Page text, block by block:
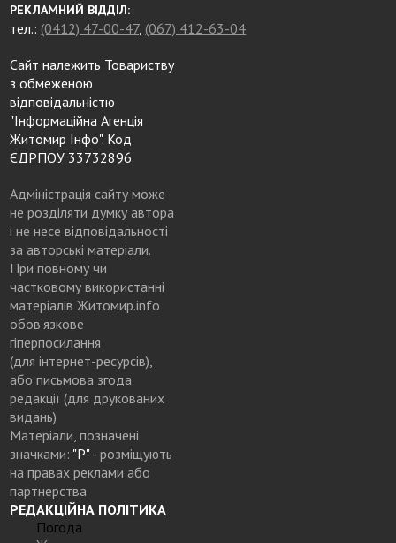
РЕКЛАМНИЙ ВІДДІЛ:
тел.: (0412) 47-00-47, (067) 412-63-04
Сайт належить Товариству
з обмеженою
відповідальністю
"Інформаційна Агенція
Житомир Інфо". Код
ЄДРПОУ 33732896
Адміністрація сайту може
не розділяти думку автора
і не несе відповідальності
за авторські матеріали.
При повному чи
частковому використанні
матеріалів Житомир.info
обов’язкове
гіперпосилання
(для інтернет-ресурсів),
або письмова згода
редакції (для друкованих
видань)
Матеріали, позначені
значками: "Р"- розміщують
на правах реклами або
партнерства
РЕДАКЦІЙНА ПОЛІТИКА
Погода